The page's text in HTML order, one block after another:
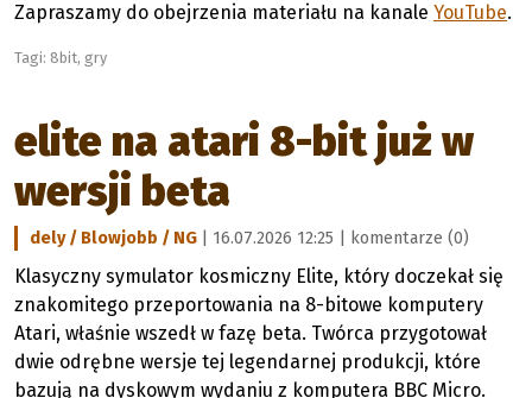
Zapraszamy do obejrzenia materiału na kanale YouTube.
Tagi: 8bit, gry
elite na atari 8-bit już w
wersji beta
dely / Blowjobb / NG | 16.07.2026 12:25 | komentarze (0)
Klasyczny symulator kosmiczny Elite, który doczekał się
znakomitego przeportowania na 8-bitowe komputery
Atari, właśnie wszedł w fazę beta. Twórca przygotował
dwie odrębne wersje tej legendarnej produkcji, które
bazują na dyskowym wydaniu z komputera BBC Micro.